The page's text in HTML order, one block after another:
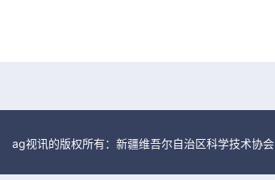
ag视讯的版权所有：新疆维吾尔自治区科学技术协会